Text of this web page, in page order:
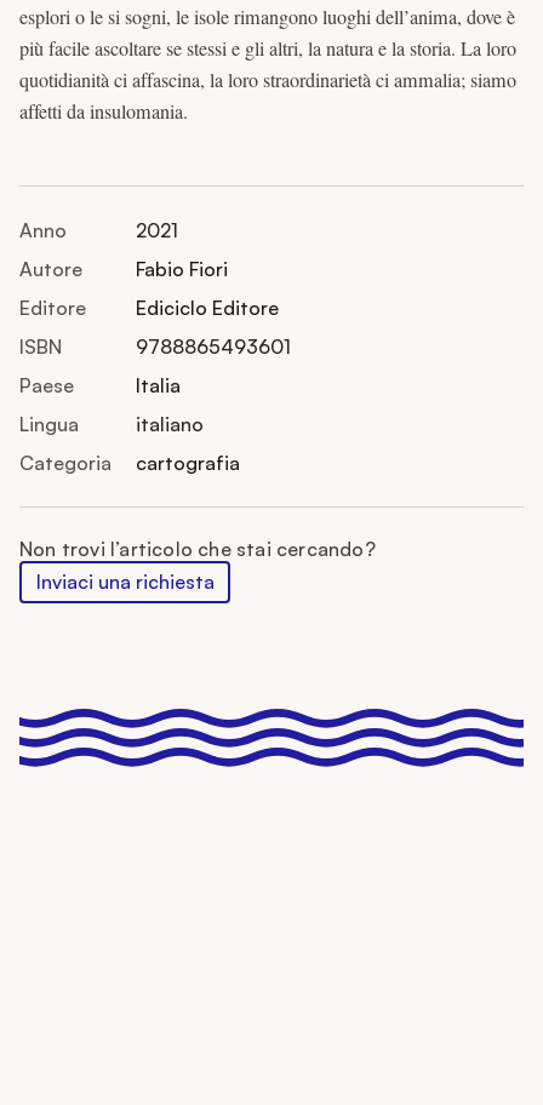
esplori o le si sogni, le isole rimangono luoghi dell’anima, dove è
più facile ascoltare se stessi e gli altri, la natura e la storia. La loro
quotidianità ci affascina, la loro straordinarietà ci ammalia; siamo
affetti da insulomania.
Anno
2021
Autore
Fabio Fiori
Editore
Ediciclo Editore
ISBN
9788865493601
Paese
Italia
Lingua
italiano
Categoria
cartografia
Non trovi l’articolo che stai cercando?
Inviaci una richiesta